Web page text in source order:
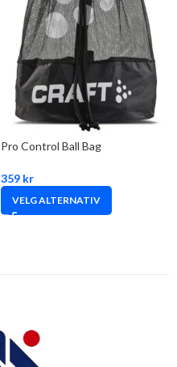
Pro Control Ball Bag
359 kr
VELG ALTERNATIV